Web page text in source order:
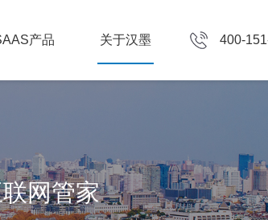
产品 关于汉墨 400-
网管家